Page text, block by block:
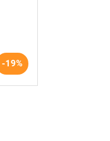
-19%